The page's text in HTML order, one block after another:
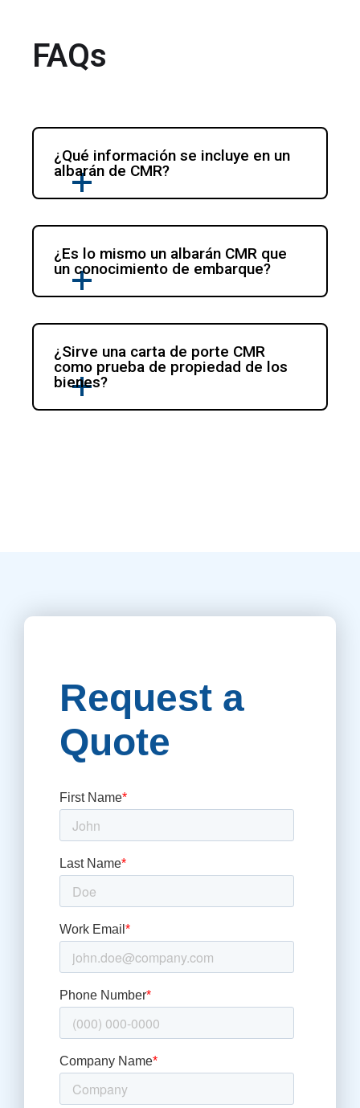
FAQs
¿Qué información se incluye en un
albarán de CMR?
¿Es lo mismo un albarán CMR que
un conocimiento de embarque?
¿Sirve una carta de porte CMR
como prueba de propiedad de los
bienes?